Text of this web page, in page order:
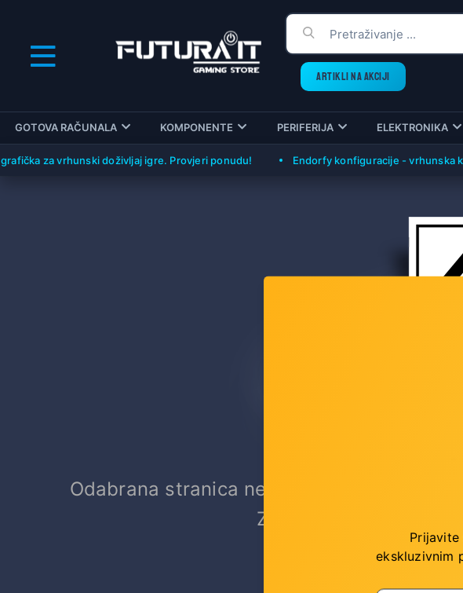
ARTIKLI NA AKCIJI
GOTOVA RAČUNALA KOMPONENTE PERIFERIJA ELEKTRONIKA
za vrhunski doživljaj igre. Provjeri ponudu! Endorfy konfiguracije - vrhunska
Odabrana stranica ne postoji,
Za povratak na
Prijavite
ekskluzivnim